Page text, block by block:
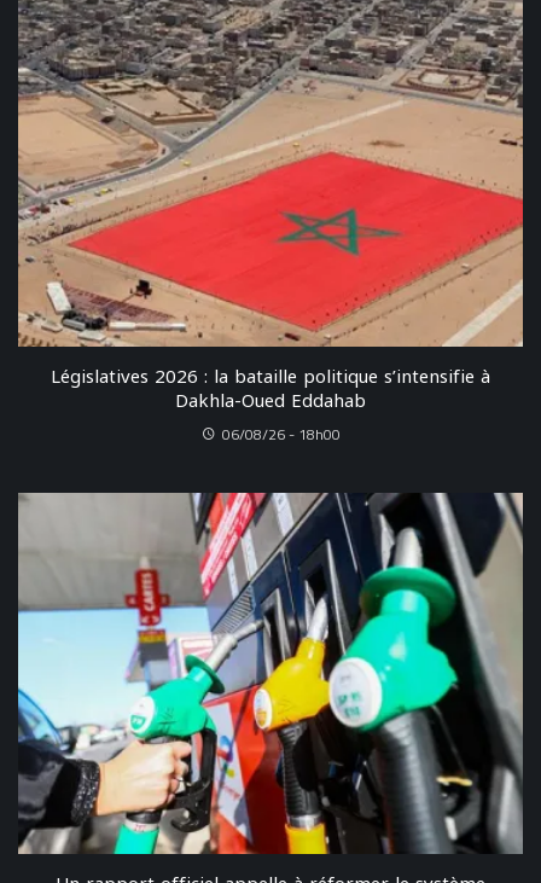
Législatives 2026 : la bataille politique s’intensifie à
Dakhla-Oued Eddahab
06/08/26 - 18h00